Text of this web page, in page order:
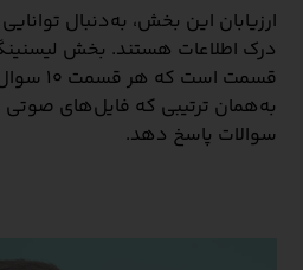
ارزیابان این بخش، به‌دنبال
درک اطلاعات هستند. بخش
قسمت
به‌همان ترتیبی که فایل‌های
سوالات پاسخ دهد.